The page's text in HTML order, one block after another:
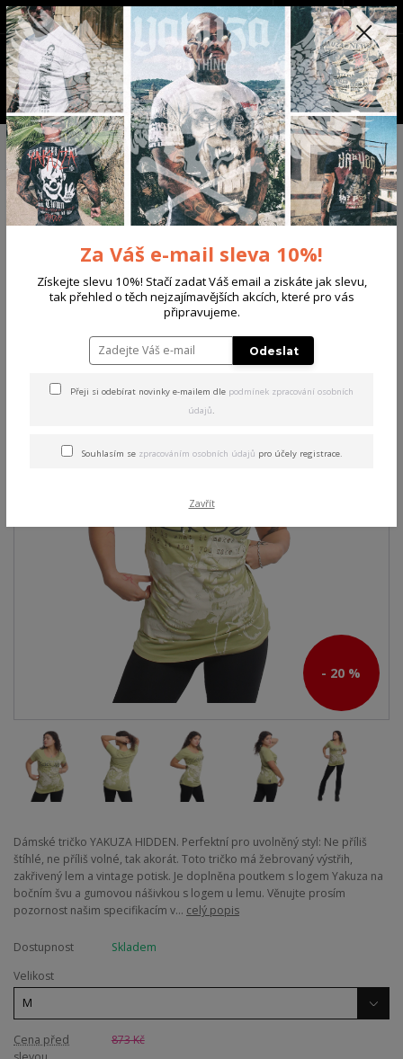
Menu
CZK
+420 702 136 620 (Po-Ne, 8-20 hod.)
0
0 Kč
Úvod DÁMSKÉ TRIČKA & TÍLKA
Yakuza dámské tílko Hidden Curved
Crew Neck T-Shirt tarragon M
Yakuza dámské tílko Hidden
Curved Crew Neck T-Shirt
tarragon M
- 20 %
Dámské tričko YAKUZA HIDDEN. Perfektní pro uvolněný styl: Ne příliš
štíhlé, ne příliš volné, tak akorát. Toto tričko má žebrovaný výstřih,
zakřivený lem a vintage potisk. Je doplněna poutkem s logem Yakuza na
bočním švu a gumovou nášivkou s logem u lemu. Věnujte prosím
pozornost našim specifikacím v... celý popis
Dostupnost
Skladem
Velikost
Cena před
873 Kč
Za Váš e-mail sleva 10%!
Získejte slevu 10%! Stačí zadat Váš email a ziskáte jak slevu,
tak přehled o těch nejzajímavějších akcích, které pro vás
připravujeme.
Odeslat
Přeji si odebírat novinky e-mailem dle podmínek zpracování osobních
údajů.
Souhlasím se zpracováním osobních údajů pro účely registrace.
Zavřít